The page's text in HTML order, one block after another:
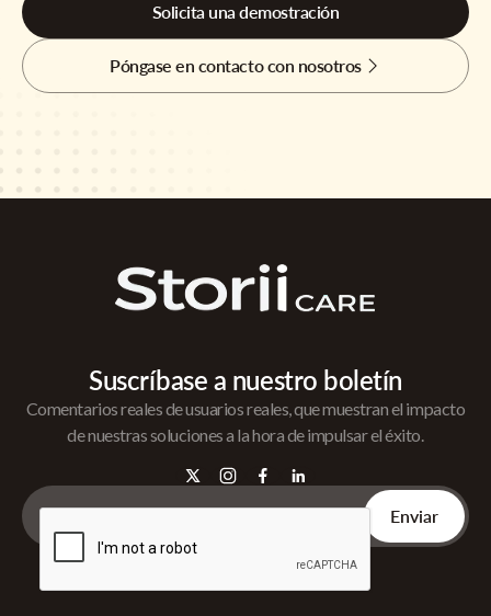
Solicita una demostración
Póngase en contacto con nosotros
Suscríbase a nuestro boletín
Comentarios reales de usuarios reales, que muestran el impacto
de nuestras soluciones a la hora de impulsar el éxito.